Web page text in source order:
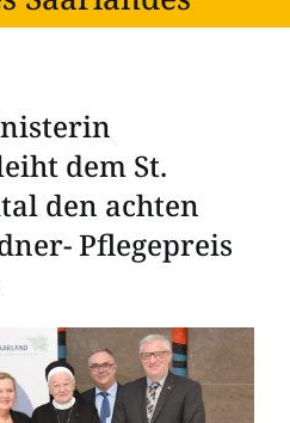
dem St.
den achten
Pflegepreis